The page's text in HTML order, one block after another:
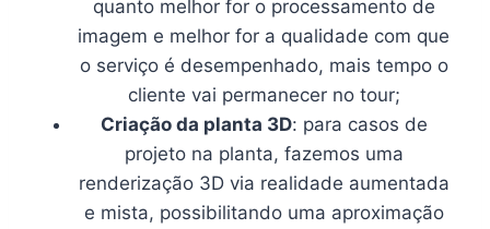
quanto melhor for o processamento de
imagem e melhor for a qualidade com que
o serviço é desempenhado, mais tempo o
cliente vai permanecer no tour;
Criação da planta 3D: para casos de
projeto na planta, fazemos uma
renderização 3D via realidade aumentada
e mista, possibilitando uma aproximação